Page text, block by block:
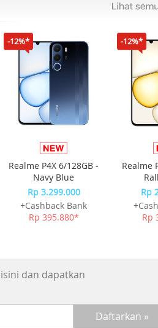
dengan sistem
Anker, charger ini menawarkan
penyesuaian arus,
untuk melindungi perangkat
-12%*
Realme P4X 6/128GB -
Navy Blue
Rp 3.299.000
+Cashback Bank
Rp 395.880*
-12%*
Realme
Rp
Rp
dan dapatkan